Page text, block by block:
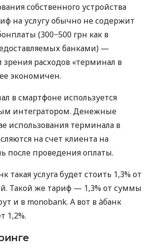
собственного устройства
на услугу обычно не содержит
(300−500 грн как в
банками) —
зрения расходов «терминал в
экономичен.
в смартфоне используется
интегратором. Денежные
использования терминала в
на счет клиента на
после проведения оплаты.
такая услуга будет стоить 1,3% от
Такой же тариф — 1,3% от суммы
и в monobank. А вот в àбанк
1,2%.